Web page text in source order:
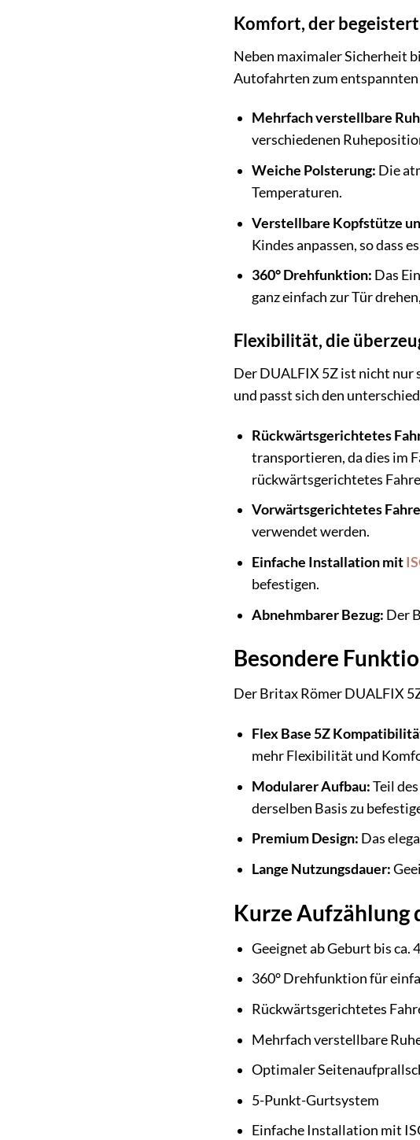
Komfort, der begeistert
Neben maximaler Sicherheit
Autofahrten zum
Mehrfach verstellbare
verschiedenen
Weiche Polsterung: Die
Temperaturen.
Verstellbare Kopfstütze
Kindes anpassen, so dass
360° Drehfunktion: Das
ganz einfach zur Tür
Flexibilität, die
Der DUALFIX 5Z ist nicht nur
und passt sich den
Rückwärtsgerichtetes
transportieren, da dies im
rückwärtsgerichtetes
Vorwärtsgerichtetes
verwendet werden.
Einfache Installation mit
befestigen.
Abnehmbarer Bezug: Der
Besondere
Der Britax Römer DUALFIX
Flex Base 5Z
mehr Flexibilität und
Modularer Aufbau:Teil
derselben Basis zu
Premium Design: Das
Lange Nutzungsdauer:
Kurze Aufzählung
Geeignet ab Geburt bis ca.
360° Drehfunktion für
Rückwärtsgerichtetes
Mehrfach verstellbare
Optimaler
5-Punkt-Gurtsystem
Einfache Installation mit